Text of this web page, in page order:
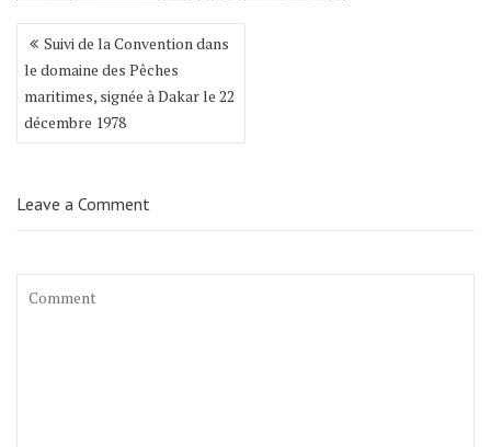
Navigation
de
l’article
Suivi de la Convention dans
le domaine des Pêches
maritimes, signée à Dakar le 22
décembre 1978
Leave a Comment